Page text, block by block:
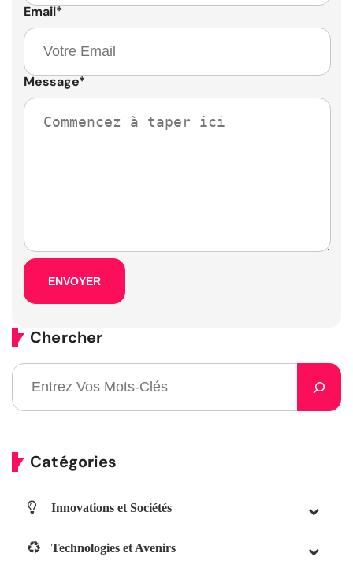
Email*
Message*
Chercher
Catégories
Innovations et Sociétés
Technologies et Avenirs